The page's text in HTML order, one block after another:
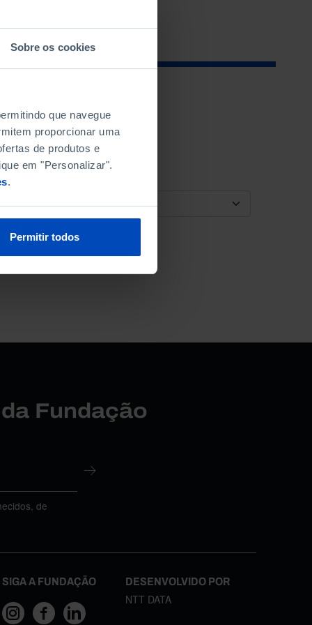
Sobre os cookies
que navegue
proporcionar uma
de produtos e
em "Personalizar".
.
Permitir todos
ORDENAR POR
Fundação
de
SIGA A FUNDAÇÃO DESENVOLVIDO POR
NTT DATA